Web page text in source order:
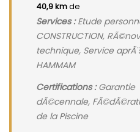
40,9 kmde
Services :Etude
CONSTRUCTION,
technique, Service
HAMMAM
Certifications :Garantie
dÃ©cennale,
de la Piscine